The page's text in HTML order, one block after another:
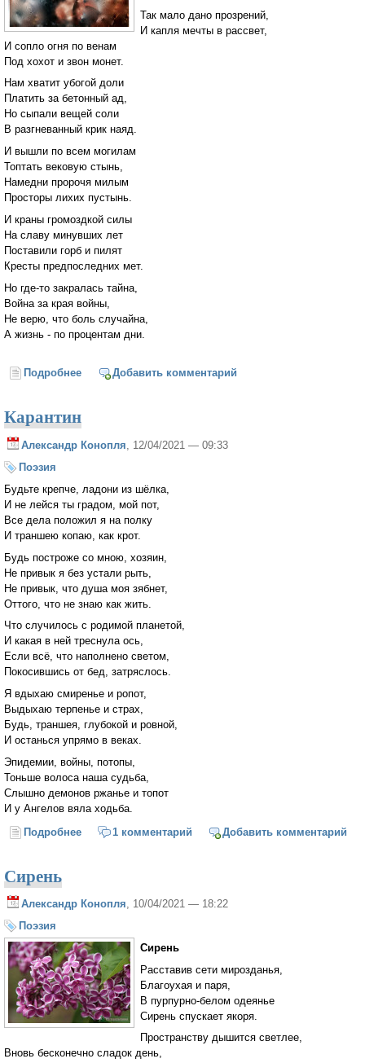
Так мало дано прозрений,
И капля мечты в рассвет,
И сопло огня по венам
Под хохот и звон монет.
Нам хватит убогой доли
Платить за бетонный ад,
Но сыпали вещей соли
В разгневанный крик наяд.
И вышли по всем могилам
Топтать вековую стынь,
Намедни пророчя милым
Просторы лихих пустынь.
И краны громоздкой силы
На славу минувших лет
Поставили горб и пилят
Кресты предпоследних мет.
Но где-то закралась тайна,
Война за края войны,
Не верю, что боль случайна,
А жизнь - по процентам дни.
Подробнее о Нам...Добавить комментарий
Карантин
Александр Конопля, 12/04/2021 — 09:33
Поэзия
Будьте крепче, ладони из шёлка,
И не лейся ты градом, мой пот,
Все дела положил я на полку
И траншею копаю, как крот.
Будь построже со мною, хозяин,
Не привык я без устали рыть,
Не привык, что душа моя зябнет,
Оттого, что не знаю как жить.
Что случилось с родимой планетой,
И какая в ней треснула ось,
Если всё, что наполнено светом,
Покосившись от бед, затряслось.
Я вдыхаю смиренье и ропот,
Выдыхаю терпенье и страх,
Будь, траншея, глубокой и ровной,
И останься упрямо в веках.
Эпидемии, войны, потопы,
Тоньше волоса наша судьба,
Слышно демонов ржанье и топот
И у Ангелов вяла ходьба.
Подробнее о Карантин1 комментарий Добавить комментарий
Сирень
Александр Конопля, 10/04/2021 — 18:22
Поэзия
Сирень
Расставив сети мирозданья,
Благоухая и паря,
В пурпурно-белом одеянье
Сирень спускает якоря.
Пространству дышится светлее,
Вновь бесконечно сладок день,